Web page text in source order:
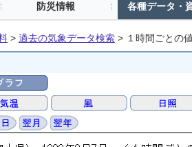
防災情報 各種データ・
> 過去の気象データ検索 > １時間ごとの